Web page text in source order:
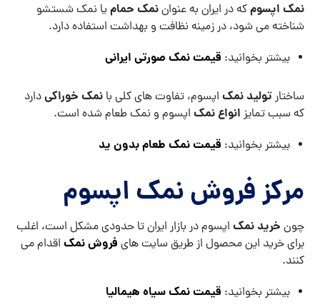
نمک اپسومکه در ایران به عنواننمک حمامیا نمک شستشو
شناخته می شود، در زمینه نظافت و بهداشت استفاده دارد.
بیشتر بخوانید: قیمت نمک صورتی ایرانی
ساختارتولید نمک اپسوم، تفاوت های کلی بانمک خوراکیدارد
که سبب تمایز انواع نمک اپسوم و نمک طعام شده است.
بیشتر بخوانید: قیمت نمک طعام بدون ید
مرکز فروش نمک اپسوم
چون خرید نمک اپسوم در بازار ایران تا حدودی مشکل است، اغلب
برای خرید این محصول از طریق سایت های فروش نمک اقدام می
کنند.
بیشتر بخوانید: قیمت نمک سیاه هیمالیا